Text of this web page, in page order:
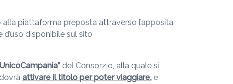
alla piattaforma preposta attraverso l’apposita
disponibile sul sito
del Consorzio, alla quale si
attivare il titolo per poter viaggiare, e